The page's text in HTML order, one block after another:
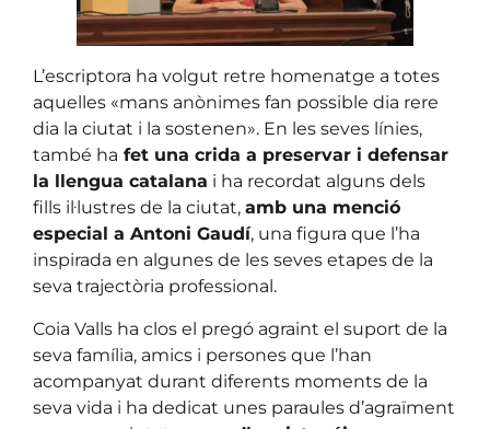
L’escriptora ha volgut retre homenatge a totes
aquelles «mans anònimes fan possible dia rere
dia la ciutat i la sostenen». En les seves línies,
també ha fet una crida a preservar i defensar
la llengua catalana i ha recordat alguns dels
fills il·lustres de la ciutat, amb una menció
especial a Antoni Gaudí, una figura que l’ha
inspirada en algunes de les seves etapes de la
seva trajectòria professional.
Coia Valls ha clos el pregó agraint el suport de la
seva família, amics i persones que l’han
acompanyat durant diferents moments de la
seva vida i ha dedicat unes paraules d’agraïment